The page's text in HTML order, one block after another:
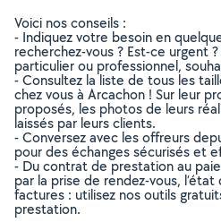
Voici nos conseils :
- Indiquez votre besoin en
recherchez-vous ? Est-ce urgent
particulier ou professionnel,
- Consultez la liste de tous les
chez vous à Arcachon ! Sur leur
proposés, les photos de leurs
laissés par leurs clients.
- Conversez avec les offreurs
pour des échanges sécurisés et
- Du contrat de prestation au
par la prise de rendez-vous,
factures : utilisez nos outils
prestation.